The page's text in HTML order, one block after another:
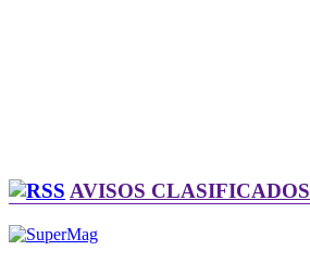
AVISOS CLASIFICADOS